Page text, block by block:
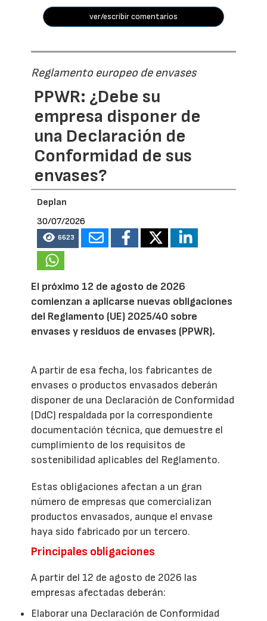
ver/escribir comentarios
Reglamento europeo de envases
PPWR: ¿Debe su
empresa disponer de
una Declaración de
Conformidad de sus
envases?
Deplan
30/07/2026
6623
El próximo 12 de agosto de 2026
comienzan a aplicarse nuevas obligaciones
del Reglamento (UE) 2025/40 sobre
envases y residuos de envases (PPWR).
A partir de esa fecha, los fabricantes de
envases o productos envasados deberán
disponer de una Declaración de Conformidad
(DdC) respaldada por la correspondiente
documentación técnica, que demuestre el
cumplimiento de los requisitos de
sostenibilidad aplicables del Reglamento.
Estas obligaciones afectan a un gran
número de empresas que comercializan
productos envasados, aunque el envase
haya sido fabricado por un tercero.
Principales obligaciones
A partir del 12 de agosto de 2026 las
empresas afectadas deberán:
Elaborar una Declaración de Conformidad